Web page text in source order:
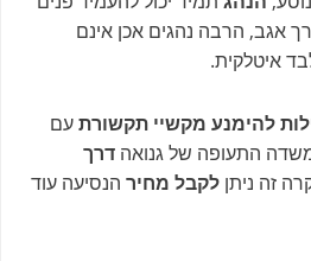
אגב, הרבה נהגים אכן אינם
איטלקית.
להימנע מקשיי תקשורתעם
התעופה של גנואה דרך
זה ניתן לקבל מחיר הנסיעה עוד